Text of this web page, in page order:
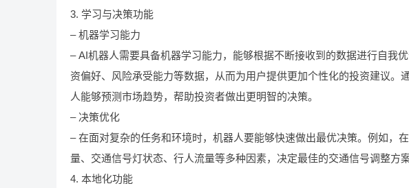
3. 学习与决策功能
– 机器学习能力
– AI机器人需要具备机器学习能力，能够根据不断接收到的数据进行自我
资偏好、风险承受能力等数据，从而为用户提供更加个性化的投资建议。
人能够预测市场趋势，帮助投资者做出更明智的决策。
– 决策优化
– 在面对复杂的任务和环境时，机器人要能够快速做出最优决策。例如，
量、交通信号灯状态、行人流量等多种因素，决定最佳的交通信号调整方
4. 本地化功能